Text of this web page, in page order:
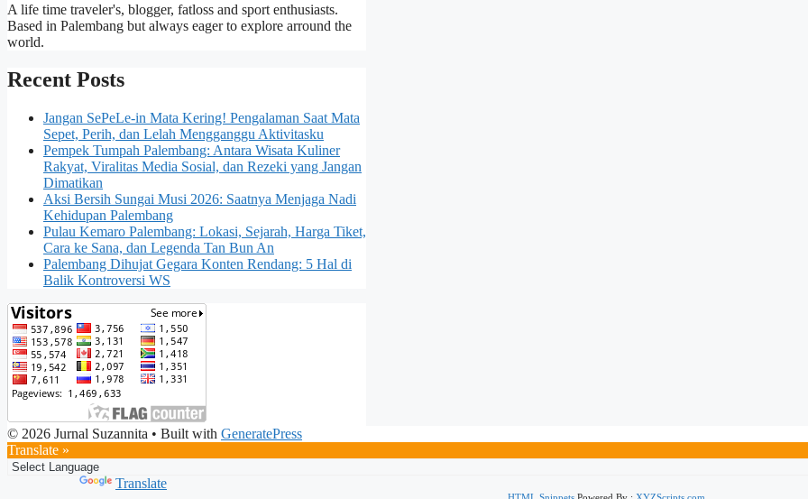
A life time traveler's, blogger, fatloss and sport enthusiasts.
Based in Palembang but always eager to explore arround the
world.
Recent Posts
Jangan SePeLe-in Mata Kering! Pengalaman Saat Mata
Sepet, Perih, dan Lelah Mengganggu Aktivitasku
Pempek Tumpah Palembang: Antara Wisata Kuliner
Rakyat, Viralitas Media Sosial, dan Rezeki yang Jangan
Dimatikan
Aksi Bersih Sungai Musi 2026: Saatnya Menjaga Nadi
Kehidupan Palembang
Pulau Kemaro Palembang: Lokasi, Sejarah, Harga Tiket,
Cara ke Sana, dan Legenda Tan Bun An
Palembang Dihujat Gegara Konten Rendang: 5 Hal di
Balik Kontroversi WS
© 2026 Jurnal Suzannita • Built with GeneratePress
Translate »
Translate